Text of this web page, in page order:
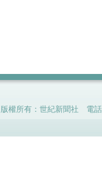
版權所有：世紀新聞社 電